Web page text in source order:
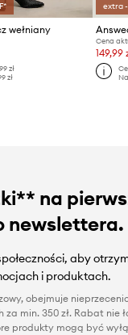
wełniany
zł
zł
extra
Cena
149,99
na
newslettera.
aby
i produktach.
obejmuje
min. 350 zł. Rabat nie
produkty mogą być